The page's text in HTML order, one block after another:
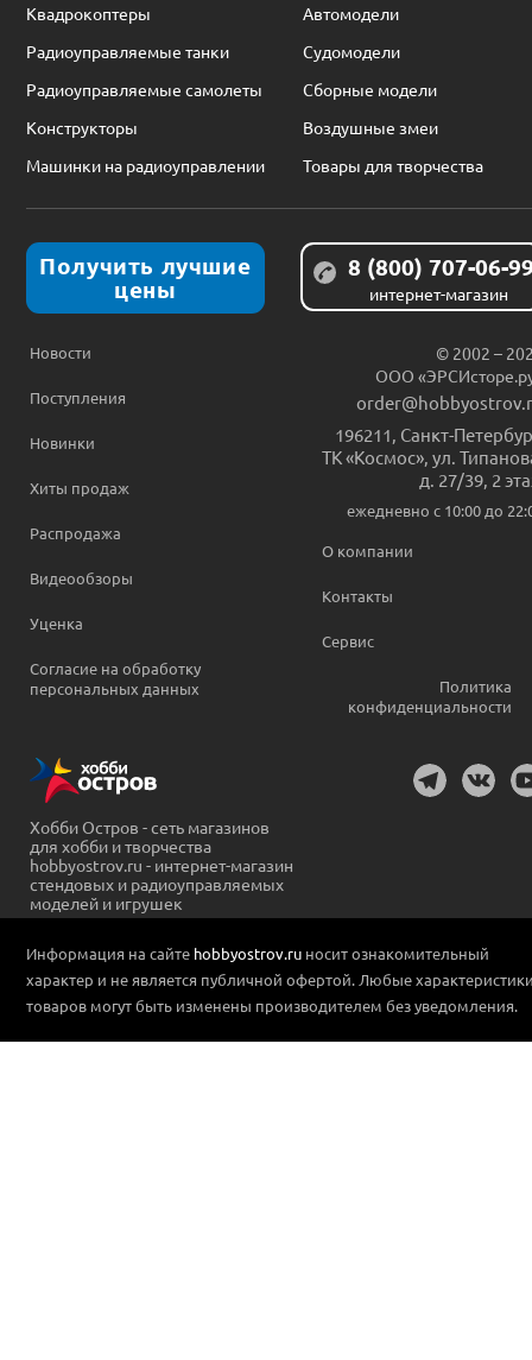
Квадрокоптеры
Автомодели
Радиоуправляемые танки
Судомодели
Радиоуправляемые самолеты
Сборные модели
Конструкторы
Воздушные змеи
Машинки на радиоуправлении
Товары для творчества
Получить лучшие
цены
8 (800) 707-06-
интернет-магазин
Новости
Поступления
Новинки
Хиты продаж
Распродажа
Видеообзоры
Уценка
Согласие на обработку
персональных данных
© 2002 –
ООО
196211, Санкт-
ТК «Космос», ул.
д. 27/39, 2
ежедневно c 10:00 до
О компании
Контакты
Сервис
Политика
конфиденциальности
Хобби Остров - сеть магазинов
для хобби и творчества
hobbyostrov.ru - интернет-магазин
стендовых и радиоуправляемых
моделей и игрушек
Информация на сайте hobbyostrov.ru носит ознакомительный
характер и не является публичной офертой. Любые
товаров могут быть изменены производителем без уведомления.